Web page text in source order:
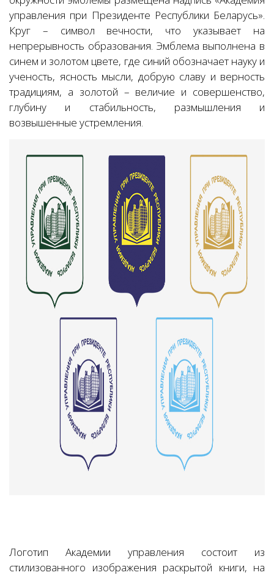
управления при Президенте Республики Беларусь».
Круг – символ вечности, что указывает на
непрерывность образования. Эмблема выполнена в
синем и золотом цвете, где синий обозначает науку и
ученость, ясность мысли, добрую славу и верность
традициям, а золотой – величие и совершенство,
глубину и стабильность, размышления и
возвышенные устремления.
Логотип Академии управления состоит из
стилизованного изображения раскрытой книги, на